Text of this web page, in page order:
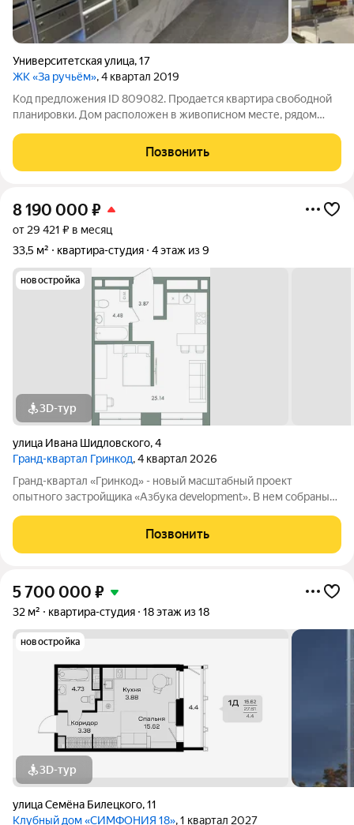
Университетская улица,17
ЖК «За ручьём», 4 квартал 2019
Код предложения ID 809082. Продается квартира свободной
планировки. Дом расположен в живописном месте, рядом
имеется подземный паркинг, территория благоустроена
имеется детская площадка,
Позвонить
8 190 000 ₽
от 29 421 ₽ в месяц
33,5 м²
квартира-студия 4 этаж из 9
новостройка
3D-тур
улица Ивана Шидловского,4
Гранд-квартал Гринкод, 4 квартал 2026
Гранд-квартал «Гринкод» - новый масштабный проект
опытного застройщика «Азбука development». В нем собраны
чтобы создать среду для счастливой семейной жизни. Квартал
расположен в 44 микрорайоне
Позвонить
5 700 000 ₽
32 м² квартира-студия 18 этаж из 18
новостройка
3D-тур
улица Семёна Билецкого,11
Клубный дом «СИМФОНИЯ 18», 1 квартал 2027